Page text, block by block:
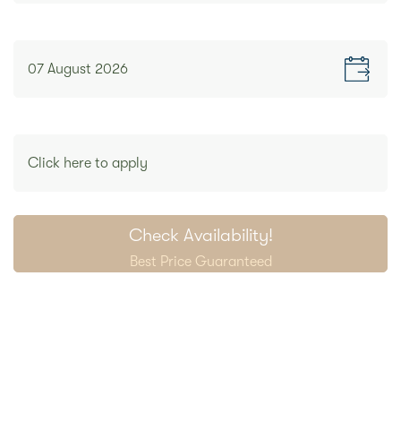
Check Availability!
Best Price Guaranteed